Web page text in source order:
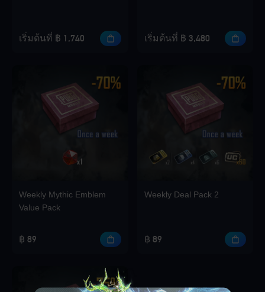
Loading...
เริ่มต้นที่ ฿ 1,740 เริ่มต้นที่ ฿ 3,480
Weekly Mythic Emblem
Value Pack
฿ 89
Weekly Deal Pack 2
฿ 89